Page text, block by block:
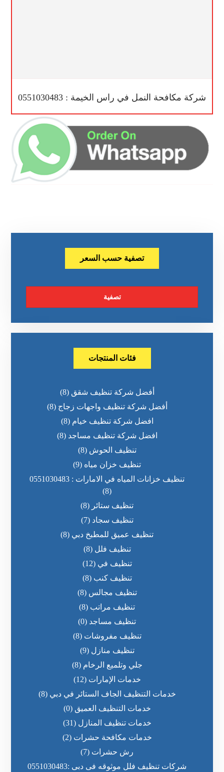
شركة مكافحة النمل في راس الخيمة : 0551030483
تصفية حسب السعر
تصفية
فئات المنتجات
أفضل شركة تنظيف شقق (8)
أفضل شركة تنظيف واجهات زجاج (8)
افضل شركة تنظيف خيام (8)
افضل شركة تنظيف مساجد (8)
تنظيف الحوش (8)
تنظيف خزان مياه (9)
تنظيف خزانات المياه في الامارات : 0551030483
(8)
تنظيف ستائر (8)
تنظيف سجاد (7)
تنظيف عميق للمطبخ دبي (8)
تنظيف فلل (8)
تنظيف في (12)
تنظيف كنب (8)
تنظيف مجالس (8)
تنظيف مراتب (8)
تنظيف مساجد (0)
تنظيف مفروشات (8)
تنظيف منازل (9)
جلي وتلميع الرخام (8)
خدمات الإمارات (12)
خدمات التنظيف الجاف الستائر في دبي (8)
خدمات التنظيف العميق (0)
خدمات تنظيف المنازل (31)
خدمات مكافحة حشرات (2)
رش حشرات (7)
شركات تنظيف فلل موثوقه فى دبى :0551030483